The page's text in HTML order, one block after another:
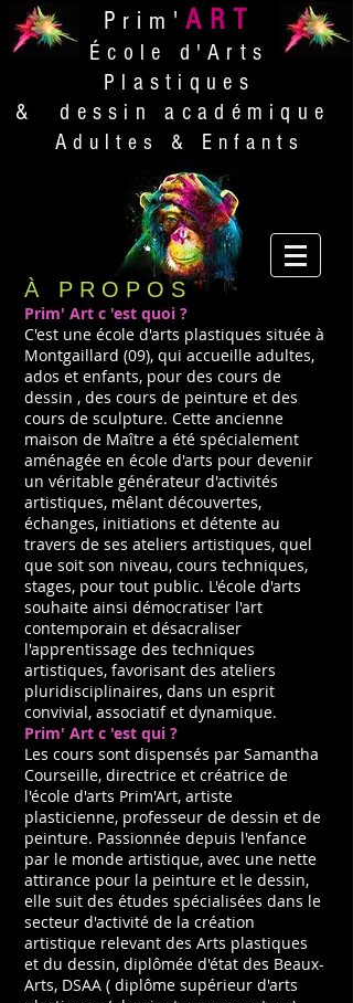
Prim' ART
École d'Arts
Plastiques
& dessin académique
Adultes & Enfants
À PROPOS
Prim' Art c 'est quoi ?
C'est une école d'arts plastiques située à
Montgaillard (09), qui accueille adultes,
ados et enfants, pour des cours de
dessin , des cours de peinture et des
cours de sculpture. Cette ancienne
maison de Maître a été spécialement
aménagée en école d'arts pour devenir
un véritable générateur d'activités
artistiques, mêlant découvertes,
échanges, initiations et détente au
travers de ses ateliers artistiques, quel
que soit son niveau, cours techniques,
stages, pour tout public. L'école d'arts
souhaite ainsi démocratiser l'art
contemporain et désacraliser
l'apprentissage des techniques
artistiques, favorisant des ateliers
pluridisciplinaires, dans un esprit
convivial, associatif et dynamique.
Prim' Art c 'est qui ?
Les cours sont dispensés par Samantha
Courseille, directrice et créatrice de
l'école d'arts Prim'Art, artiste
plasticienne, professeur de dessin et de
peinture. Passionnée depuis l'enfance
par le monde artistique, avec une nette
attirance pour la peinture et le dessin,
elle suit des études spécialisées dans le
secteur d'activité de la création
artistique relevant des Arts plastiques
et du dessin, diplômée d'état des Beaux-
Arts, DSAA ( diplôme supérieur d'arts